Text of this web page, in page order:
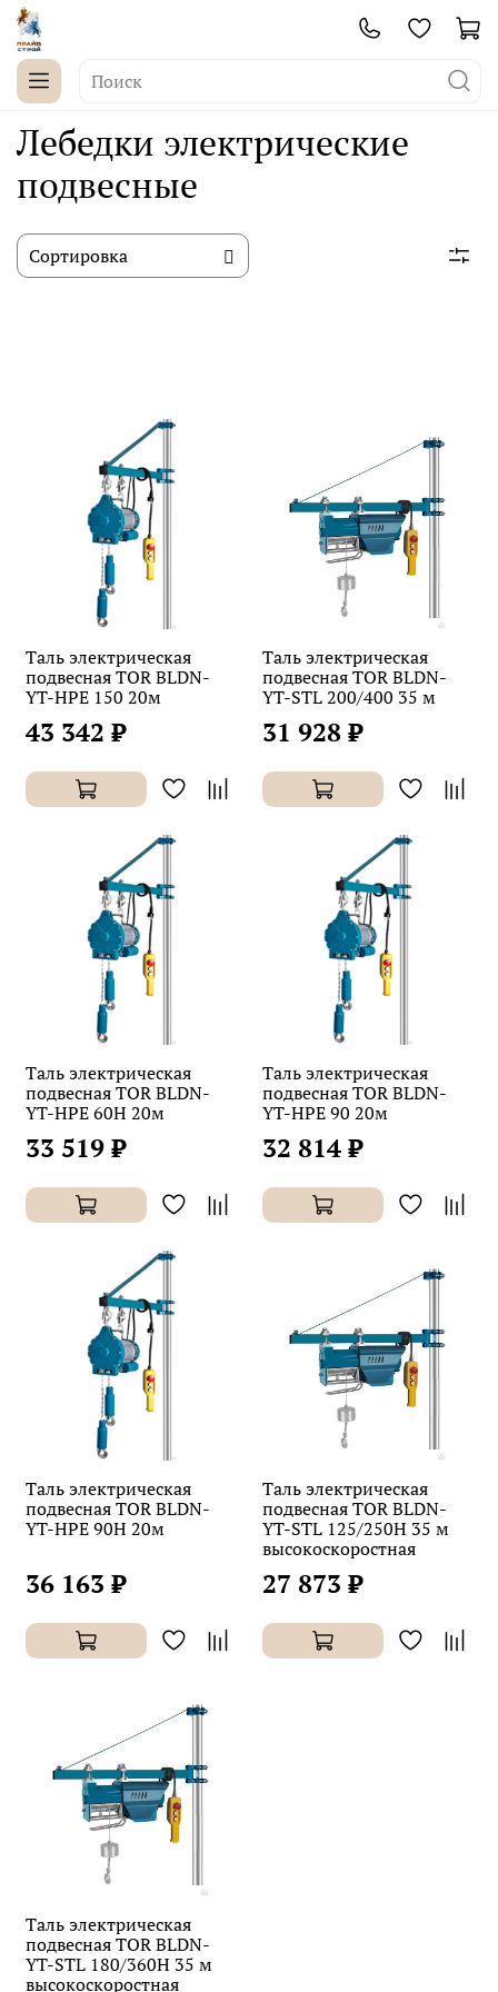
Лебедки электрические
подвесные
Таль электрическая
подвесная TOR BLDN-
YT-HPE 150 20м
43 342 ₽
Таль электрическая
подвесная TOR BLDN-
YT-STL 200/400 35 м
31 928 ₽
Таль электрическая
подвесная TOR BLDN-
YT-HPE 60H 20м
33 519 ₽
Таль электрическая
подвесная TOR BLDN-
YT-HPE 90 20м
32 814 ₽
Таль электрическая
подвесная TOR BLDN-
YT-HPE 90H 20м
36 163 ₽
Таль электрическая
подвесная TOR BLDN-
YT-STL 125/250H 35 м
высокоскоростная
27 873 ₽
Таль электрическая
подвесная TOR BLDN-
YT-STL 180/360H 35 м
высокоскоростная